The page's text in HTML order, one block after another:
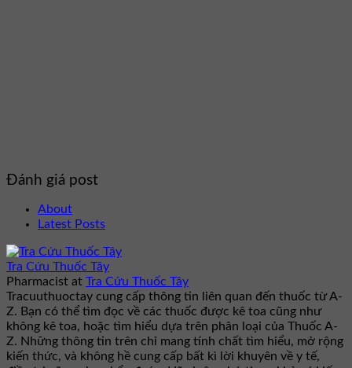
Đánh giá post
About
Latest Posts
Tra Cứu Thuốc Tây
Pharmacist at Tra Cứu Thuốc Tây
Tracuuthuoctay cung cấp thông tin liên quan đến thuốc từ A-
Z. Bạn có thể tìm đọc về các thuốc được kê toa cũng như
không kê toa, hoặc tìm hiểu dựa trên phân loại của Thuốc A-
Z. Những thông tin trên chỉ mang tính chất tìm hiểu, mở rộng
kiến thức, và không hề cung cấp bất kì lời khuyên về y tế,